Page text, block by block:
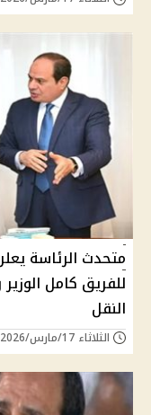
متحدث الرئاسة
للفريق كامل
النقل
الثلاثاء 17/مارس/2026 - 04:15 م